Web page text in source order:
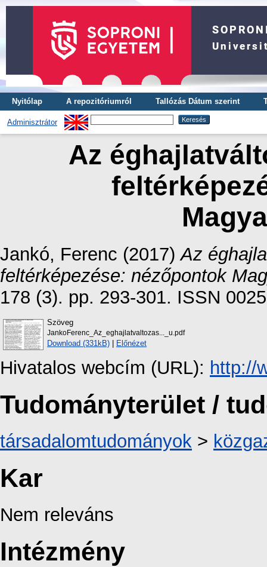
Nyitólap A repozitóriumról Tallózás Dátum szerint
Adminisztrátor
Az
Jankó, Ferenc (2017)Az
feltérképezése: nézőpontok
178 (3). pp. 293-301. ISSN
Szöveg
JankoFerenc_Az_eghajlatvaltozas..._u.pdf
Download (331kB) | Előnézet
Hivatalos webcím (URL): http://
Tudományterület /
társadalomtudományok >
Kar
Nem releváns
Intézmény